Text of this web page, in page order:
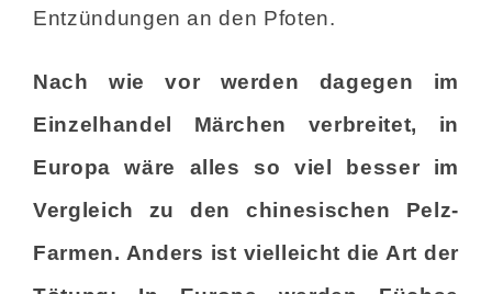
Entzündungen an den Pfoten.
Nach wie vor werden dagegen im
Einzelhandel Märchen verbreitet, in
Europa wäre alles so viel besser im
Vergleich zu den chinesischen Pelz-
Farmen. Anders ist vielleicht die Art der